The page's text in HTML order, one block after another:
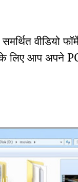
समर्थित वीडियो
लिए आप अपने